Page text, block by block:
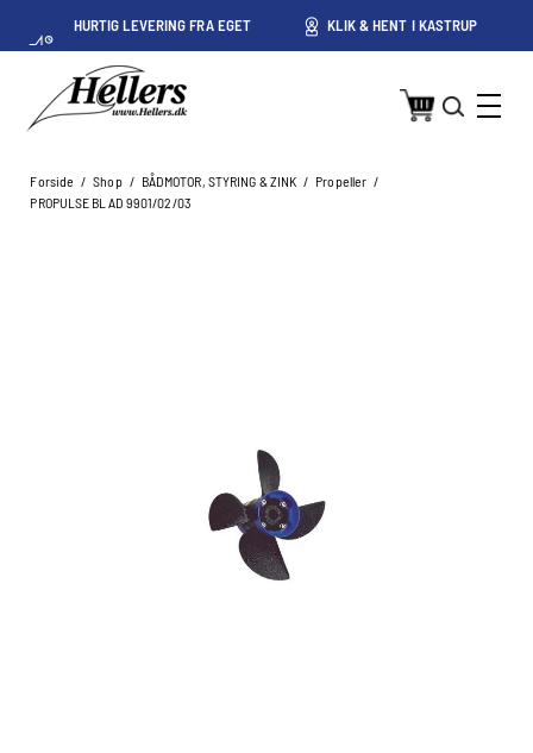
HURTIG LEVERING FRA EGET
LAGER I KASTRUP
KLIK & HENT I KASTRUP
Forside / Shop / BÅDMOTOR, STYRING & ZINK / Propeller /
PROPULSE BLAD 9901/02/03